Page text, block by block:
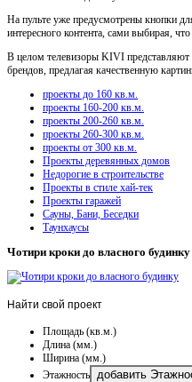
На пульте уже предусмотрены кнопки
интересного контента, сами выбирая, что
В целом телевизоры KIVI представляют
брендов, предлагая качественную
проекты до 160 кв.м.
проекты 160-200 кв.м.
проекты 200-260 кв.м.
проекты 260-300 кв.м.
проекты от 300 кв.м.
Проекты деревянных домов
Недорогие в строительстве
Проекты в стиле хай-тек
Проекты гаражей
Сауны, Бани, Беседки
Таунхаусы
Чотири кроки до власного будинку
Найти свой проект
Площадь (кв.м.)
Длина (мм.)
Ширина (мм.)
Этажность
добавить